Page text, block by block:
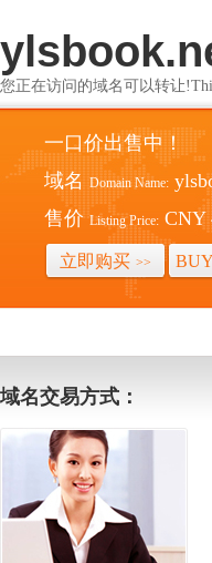
您正在访问的域名可以转让
一口价出售中！
域名 Domain Name:
售价 Listing Price: CNY
立即购买 >>
域名交易方式：